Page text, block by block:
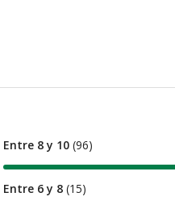
Entre 8 y 10 (96)
Entre 6 y 8 (15)